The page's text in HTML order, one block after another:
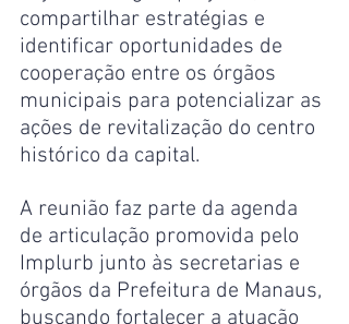
compartilhar estratégias e
identificar oportunidades de
cooperação entre os órgãos
municipais para potencializar as
ações de revitalização do centro
histórico da capital.
A reunião faz parte da agenda
de articulação promovida pelo
Implurb junto às secretarias e
órgãos da Prefeitura de Manaus,